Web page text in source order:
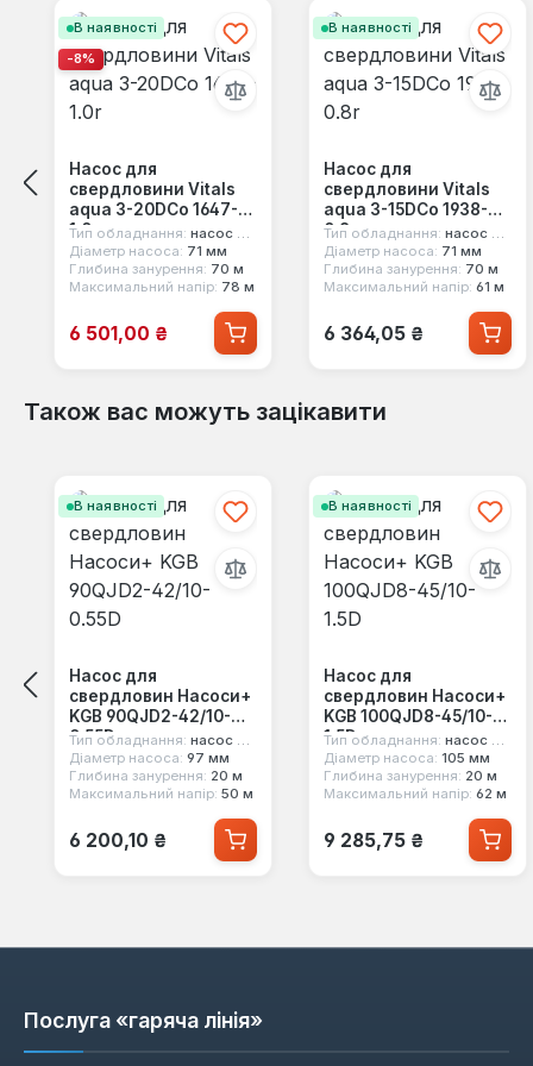
В наявності
-8%
Насос для
свердловини Vitals
aqua 3-20DCo 1647-
1.0r
Тип обладнання: насос для свердловини
Діаметр насоса: 71 мм
Глибина занурення: 70 м
Максимальний напір: 78 м
Ціна продажу:
6 501,00 ₴
В наявності
Насос для
свердловини Vitals
aqua 3-15DCo 1938-
0.8r
Тип обладнання: насос для свердловини
Діаметр насоса: 71 мм
Глибина занурення: 70 м
Максимальний напір: 61 м
Звичайна ціна:
6 364,05 ₴
Також вас можуть зацікавити
В наявності
Насос для
свердловин Насоси+
KGB 90QJD2-42/10-
0.55D
Тип обладнання: насос для свердловини
Діаметр насоса: 97 мм
Глибина занурення: 20 м
Максимальний напір: 50 м
Звичайна ціна:
6 200,10 ₴
В наявності
Насос для
свердловин Насоси+
KGB 100QJD8-45/10-
1.5D
Тип обладнання: насос для свердловини
Діаметр насоса: 105 мм
Глибина занурення: 20 м
Максимальний напір: 62 м
Звичайна ціна:
9 285,75 ₴
Послуга «гаряча лінія»